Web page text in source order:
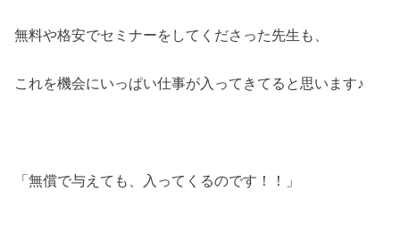
無料や格安でセミナーをしてくださった先生も、
これを機会にいっぱい仕事が入ってきてると思います♪
「無償で与えても、入ってくるのです！！」